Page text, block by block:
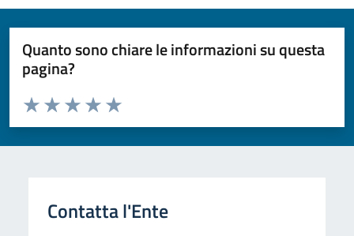
Quanto sono chiare le informazioni su questa
pagina?
Valuta da 1 a 5 stelle la pagina
Valuta 5 stelle su 5
Valuta 4 stelle su 5
Valuta 3 stelle su 5
Valuta 2 stelle su 5
Valuta 1 stelle su 5